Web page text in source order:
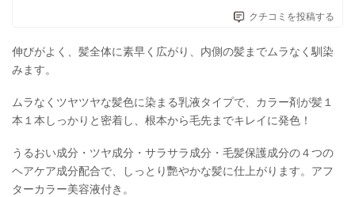
クチコミを投稿する
伸びがよく、髪全体に素早く広がり、内側の髪までムラなく馴染
みます。
ムラなくツヤツヤな髪色に染まる乳液タイプで、カラー剤が髪１
本１本しっかりと密着し、根本から毛先までキレイに発色！
うるおい成分・ツヤ成分・サラサラ成分・毛髪保護成分の４つの
ヘアケア成分配合で、しっとり艷やかな髪に仕上がります。アフ
ターカラー美容液付き。